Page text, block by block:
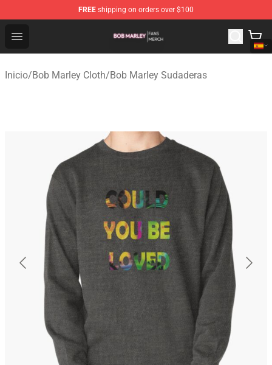
FREE shipping on orders over $100
Open menu
Bob Marley Shop - Official Bob Marley Merchandise
Inicio/Bob Marley Cloth/Bob Marley Sudaderas